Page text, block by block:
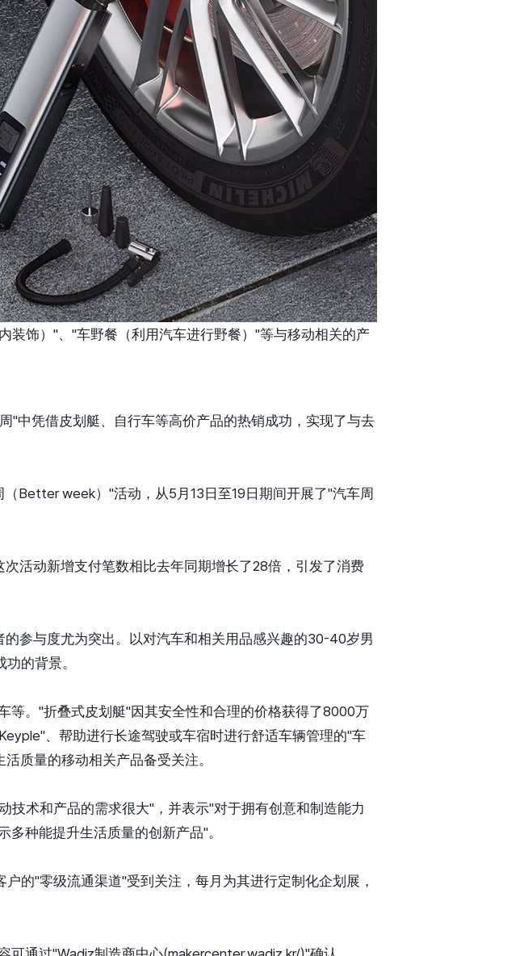
装饰）"、"车野餐（利用汽车进行野餐）"等与移动相关的产
"中凭借皮划艇、自行车等高价产品的热销成功，实现了与去
Better week）"活动，从5月13日至19日期间开展了"汽车周
活动新增支付笔数相比去年同期增长了28倍，引发了消费
参与度尤为突出。以对汽车和相关用品感兴趣的30-40岁男
的背景。
等。"折叠式皮划艇"因其安全性和合理的价格获得了8000万
、帮助进行长途驾驶或车宿时进行舒适车辆管理的"车
质量的移动相关产品备受关注。
技术和产品的需求很大"，并表示"对于拥有创意和制造能力
种能提升生活质量的创新产品"。
的"零级流通渠道"受到关注，每月为其进行定制化企划展，